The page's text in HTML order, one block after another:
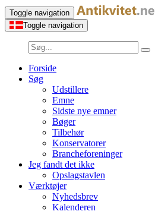
Toggle navigation
Toggle navigation
Forside
Søg
Udstillere
Emne
Sidste nye emner
Bøger
Tilbehør
Konservatorer
Brancheforeninger
Jeg fandt det ikke
Opslagstavlen
Værktøjer
Nyhedsbrev
Kalenderen